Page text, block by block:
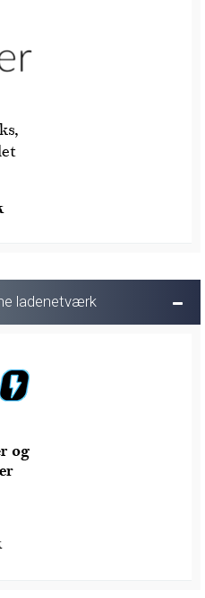
ladenetværk